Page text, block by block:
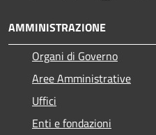
AMMINISTRAZIONE
Organi di Governo
Aree Amministrative
Uffici
Enti e fondazioni